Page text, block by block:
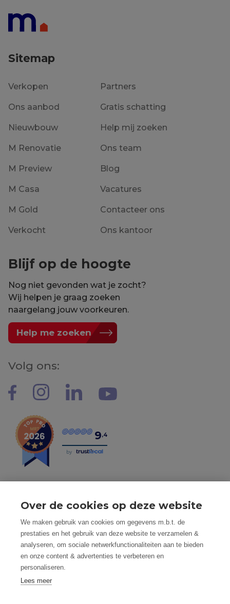
Sitemap
Verkopen
Ons aanbod
Nieuwbouw
M Renovatie
M Preview
M Casa
M Gold
Verkocht
Partners
Gratis schatting
Help mij zoeken
Ons team
Blog
Vacatures
Contacteer ons
Ons kantoor
Blijf op de hoogte
Nog niet gevonden wat je zocht?
Wij helpen je graag zoeken
naargelang jouw voorkeuren.
Help me zoeken
Volg ons:
9,4
by
Mindset Real Estate bv - BTW: BE0634994563 -
Nacecode 68.100 - Maatschap. Zetel: Heuleplaats 16, 8501
Heule (Kortrijk)
Toezichthoudende autoriteit: Beroepsinstituut van
Vastgoedmakelaars, Luxemburgstraat 16 B te 1000
Over de cookies op deze website
We maken gebruik van cookies om gegevens m.b.t. de
prestaties en het gebruik van deze website te verzamelen &
analyseren, om sociale netwerkfunctionaliteiten aan te bieden
en onze content & advertenties te verbeteren en
personaliseren.
Lees meer